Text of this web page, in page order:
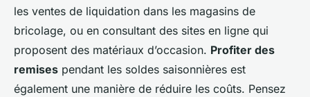
les ventes de liquidation dans les magasins de
bricolage, ou en consultant des sites en ligne qui
proposent des matériaux d’occasion. Profiter des
remises pendant les soldes saisonnières est
également une manière de réduire les coûts. Pensez